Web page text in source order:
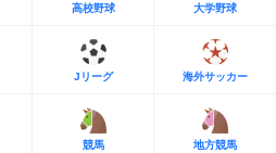
高校野球 大学野球
Jリーグ 海外サッカー
競馬 地方競馬